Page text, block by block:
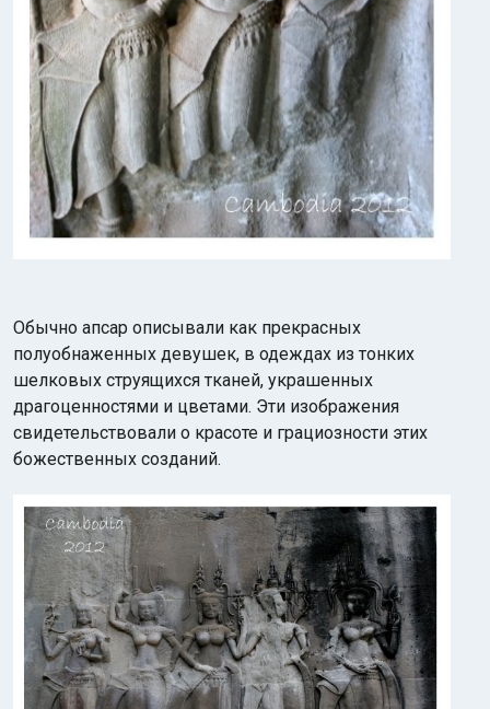
Обычно апсар описывали как прекрасных
полуобнаженных девушек, в одеждах из тонких
шелковых струящихся тканей, украшенных
драгоценностями и цветами. Эти изображения
свидетельствовали о красоте и грациозности этих
божественных созданий.